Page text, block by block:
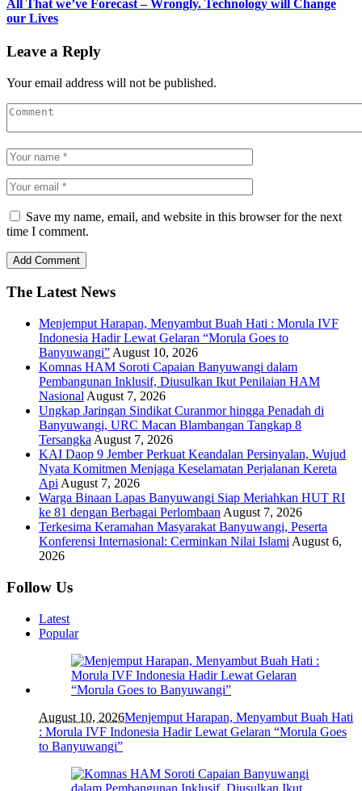
All That we’ve Forecast – Wrongly. Technology will Change
our Lives
Leave a Reply
Your email address will not be published.
Save my name, email, and website in this browser for the next
time I comment.
The Latest News
Menjemput Harapan, Menyambut Buah Hati : Morula IVF
Indonesia Hadir Lewat Gelaran “Morula Goes to
Banyuwangi” August 10, 2026
Komnas HAM Soroti Capaian Banyuwangi dalam
Pembangunan Inklusif, Diusulkan Ikut Penilaian HAM
Nasional August 7, 2026
Ungkap Jaringan Sindikat Curanmor hingga Penadah di
Banyuwangi, URC Macan Blambangan Tangkap 8
Tersangka August 7, 2026
KAI Daop 9 Jember Perkuat Keandalan Persinyalan, Wujud
Nyata Komitmen Menjaga Keselamatan Perjalanan Kereta
Api August 7, 2026
Warga Binaan Lapas Banyuwangi Siap Meriahkan HUT RI
ke 81 dengan Berbagai Perlombaan August 7, 2026
Terkesima Keramahan Masyarakat Banyuwangi, Peserta
Konferensi Internasional: Cerminkan Nilai Islami August 6,
2026
Follow Us
Latest
Popular
August 10, 2026Menjemput Harapan, Menyambut Buah Hati
: Morula IVF Indonesia Hadir Lewat Gelaran “Morula Goes
to Banyuwangi”